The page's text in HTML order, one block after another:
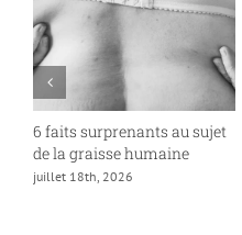
6 faits surprenants au sujet
de la graisse humaine
juillet 18th, 2026